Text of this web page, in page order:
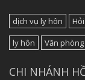
dịch vụ ly hôn
ly hôn
Văn
CHI NHÁNH